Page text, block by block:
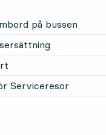
på bussen
Serviceresor